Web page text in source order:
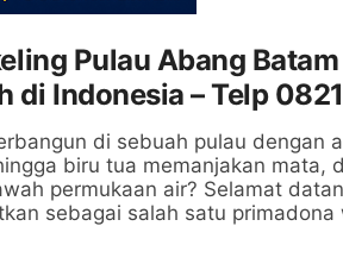
Pulau Abang
di Indonesia – Telp
di sebuah pulau dengan
biru tua memanjakan mata,
permukaan air? Selamat
sebagai salah satu